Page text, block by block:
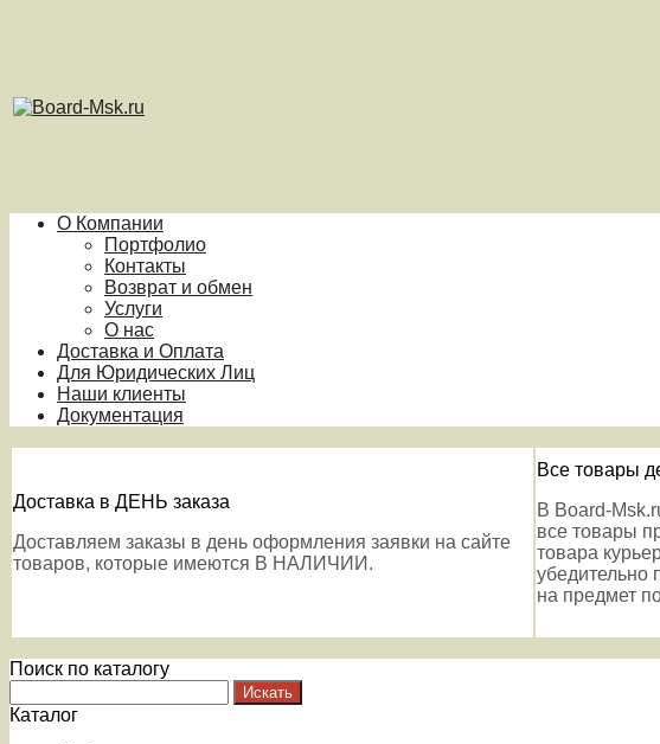
О Компании
Портфолио
Контакты
Возврат и обмен
Услуги
О нас
Доставка и Оплата
Для Юридических Лиц
Наши клиенты
Документация
Доставка в ДЕНЬ заказа
Доставляем заказы в день оформления заявки на сайте
товаров, которые имеются В НАЛИЧИИ.
Все товары
В Board-
все товары
товара
убедительно
на предмет
Поиск по каталогу
Каталог